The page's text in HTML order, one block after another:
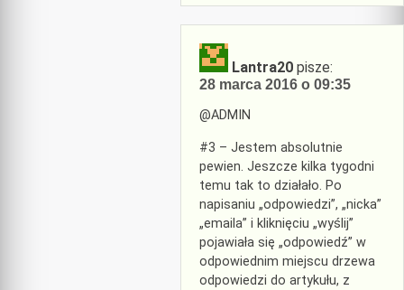
Lantra20 pisze:
28 marca 2016 o 09:35
@ADMIN
#3 – Jestem absolutnie
pewien. Jeszcze kilka tygodni
temu tak to działało. Po
napisaniu „odpowiedzi”, „nicka”
„emaila” i kliknięciu „wyślij”
pojawiała się „odpowiedź” w
odpowiednim miejscu drzewa
odpowiedzi do artykułu, z